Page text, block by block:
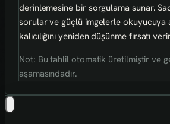
derinlemesine bir sorgulama sunar.
sorular ve güçlü imgelerle okuyucuya
kalıcılığını yeniden düşünme fırsatı
Not: Bu tahlil otomatik üretilmiştir ve
aşamasındadır.